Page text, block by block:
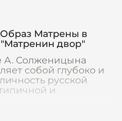
Матрены в
двор"
А. Солженицына
собой глубоко и
русской
и